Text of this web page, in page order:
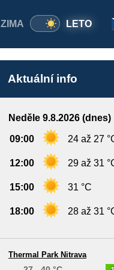
ZIMA LETO
Aktuální info
Neděle 9.8.2026 (dnes)
09:00 24 až 27
12:00 29 až 31
15:00 31 °C
18:00 28 až 31
Thermal Park Nitrava